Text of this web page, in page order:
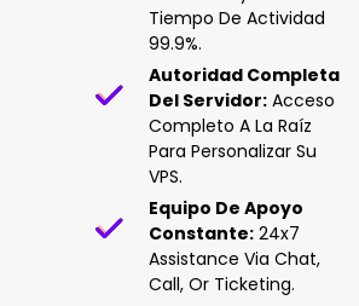
Tiempo De Actividad
99.9%.
Autoridad Completa
Del Servidor: Acceso
Completo A La Raíz
Para Personalizar Su
VPS.
Equipo De Apoyo
Constante: 24x7
Assistance Via Chat,
Call, Or Ticketing.